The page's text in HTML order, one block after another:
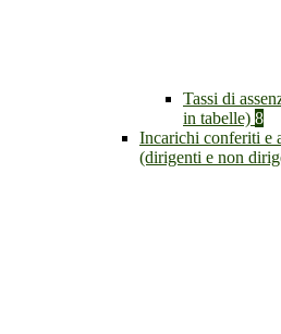
Tassi di
in tabelle) 8
Incarichi conferiti e
(dirigenti e non